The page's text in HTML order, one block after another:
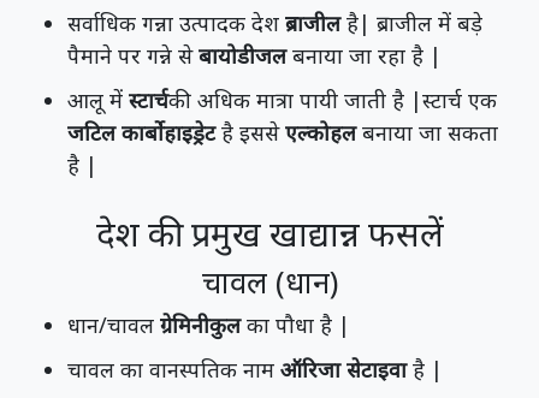
सर्वाधिक गन्ना उत्पादक देश ब्राजीलहै| ब्राजील में बड़े
पैमाने पर गन्ने सेबायोडीजलबनाया जा रहा है |
आलू में स्टार्चकी अधिक मात्रा पायी जाती है |स्टार्च एक
जटिल कार्बोहाइड्रेटहै इससेएल्कोहलबनाया जा सकता
है |
देश की प्रमुख खाद्यान्न फसलें
चावल (धान)
धान/चावल ग्रेमिनीकुलका पौधा है |
चावल का वानस्पतिक नाम ऑरिजा सेटाइवाहै |